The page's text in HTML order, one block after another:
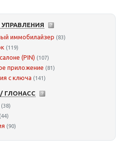
иммобилайзер (83)
(119)
(PIN) (107)
приложение (81)
с ключа (141)
/ ГЛОНАСС
(38)
(44)
(90)